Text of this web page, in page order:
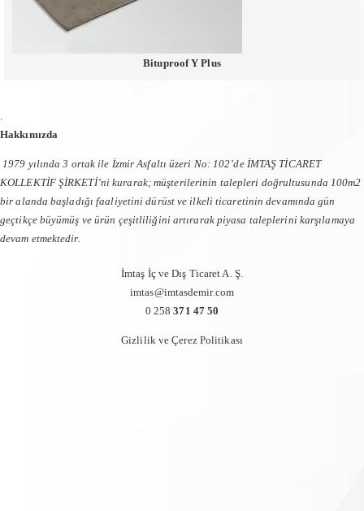
Bituproof Y Plus
.
Hakkımızda
1979 yılında 3 ortak ile İzmir Asfaltı üzeri No: 102’de İMTAŞ TİCARET
KOLLEKTİF ŞİRKETİ’ni kurarak; müşterilerinin talepleri doğrultusunda 100m2
bir alanda başladığı faaliyetini dürüst ve ilkeli ticaretinin devamında gün
geçtikçe büyümüş ve ürün çeşitliliğini artırarak piyasa taleplerini karşılamaya
devam etmektedir.
İmtaş İç ve Dış Ticaret A. Ş.
imtas@imtasdemir.com
0 258371 47 50
Gizlilik ve Çerez Politikası